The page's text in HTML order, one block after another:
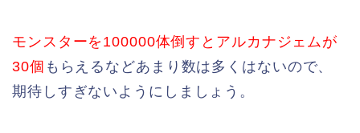
モンスターを100000体倒すとアルカナジェムが
30個 もらえるなどあまり数は多くはないので、
期待しすぎないようにしましょう。